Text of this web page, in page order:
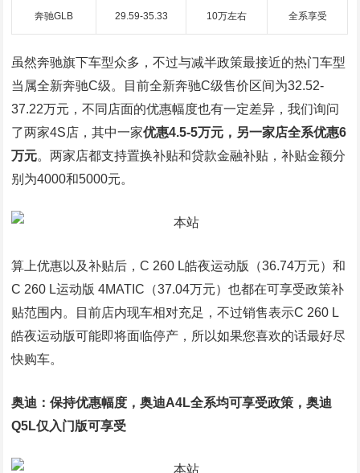
奔驰GLB 29.59-35.33 10万左右 全系享受
虽然奔驰旗下车型众多，不过与减半政策最接近的热门车型
当属全新奔驰C级。目前全新奔驰C级售价区间为32.52-
37.22万元，不同店面的优惠幅度也有一定差异，我们询问
了两家4S店，其中一家优惠4.5-5万元，另一家店全系优惠6
万元。两家店都支持置换补贴和贷款金融补贴，补贴金额分
别为4000和5000元。
算上优惠以及补贴后，C 260 L皓夜运动版（36.74万元）和
C 260 L运动版 4MATIC（37.04万元）也都在可享受政策补
贴范围内。目前店内现车相对充足，不过销售表示C 260 L
皓夜运动版可能即将面临停产，所以如果您喜欢的话最好尽
快购车。
奥迪：保持优惠幅度，奥迪A4L全系均可享受政策，奥迪
Q5L仅入门版可享受